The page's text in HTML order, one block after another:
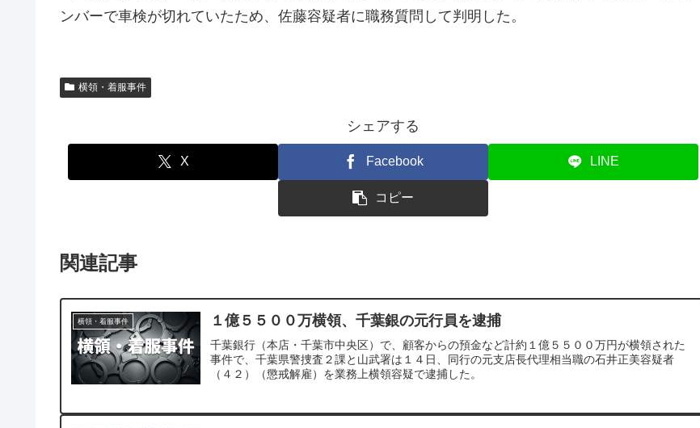
ンバーで車検が切れていたため、佐藤容疑者に職務質問して判明した。
横領・着服事件
シェアする
X Facebook LINE
コピー
関連記事
横領・着服事件 １億５５００万横領、千葉銀の元行員を逮捕
千葉銀行（本店・千葉市中央区）で、顧客からの預金など計約１億５５００万円が横領された
事件で、千葉県警捜査２課と山武署は１４日、同行の元支店長代理相当職の石井正美容疑者
（４２）（懲戒解雇）を業務上横領容疑で逮捕した。